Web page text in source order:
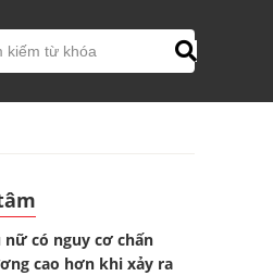
nữ có nguy cơ chấn
cao hơn khi xảy ra